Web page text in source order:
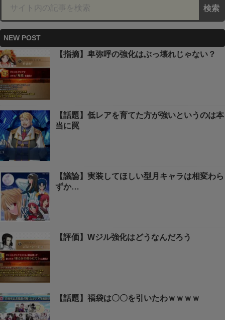
NEW POST
【指摘】卑弥呼の強化はぶっ壊れじゃない？
【話題】低レアを育てた方が強いというのは本
当に罠
【議論】実装してほしい型月キャラは相変わら
ずか…
【評価】Wジル強化はどうなんだろう
【話題】福袋は〇〇を引いたわｗｗｗｗ